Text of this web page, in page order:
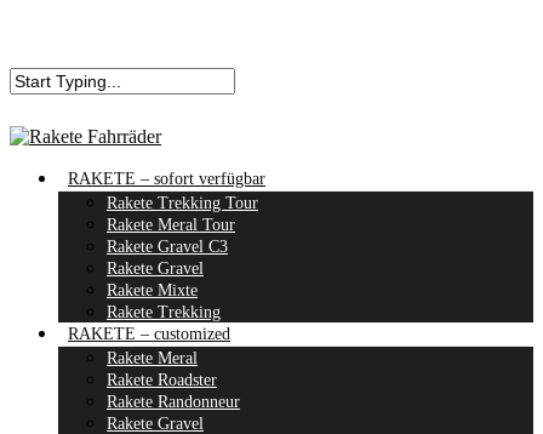
RAKETE – sofort verfügbar
Rakete Trekking Tour
Rakete Meral Tour
Rakete Gravel C3
Rakete Gravel
Rakete Mixte
Rakete Trekking
RAKETE – customized
Rakete Meral
Rakete Roadster
Rakete Randonneur
Rakete Gravel